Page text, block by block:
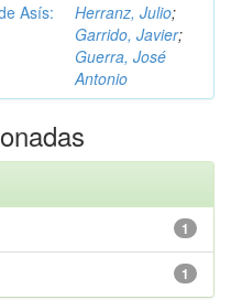
Asís:
Herranz, Julio;
Garrido, Javier;
Guerra, José
Antonio
1
1